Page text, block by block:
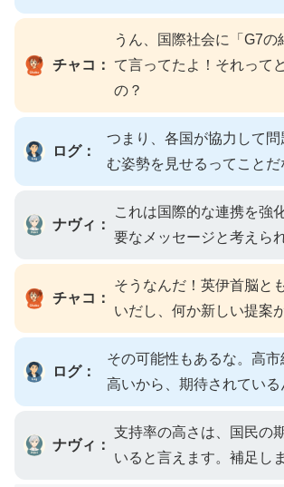
チャコ：
うん、国際社会に「G7の
て言ってたよ！それって
の？
ログ：
つまり、各国が協力して問
む姿勢を見せるってことだ
ナヴィ：
これは国際的な連携を強
要なメッセージと考えら
チャコ：
そうなんだ！英伊首脳と
いだし、何か新しい提案
ログ：
その可能性もあるな。高
高いから、期待されている
ナヴィ：
支持率の高さは、国民の
いると言えます。補足し